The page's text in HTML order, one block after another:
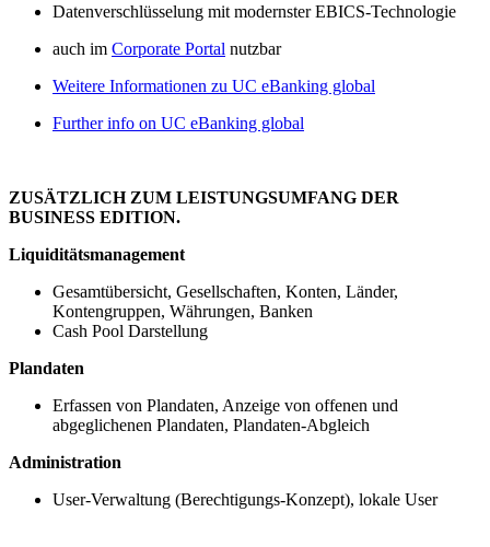
Datenverschlüsselung mit modernster EBICS-Technologie
auch im Corporate Portal nutzbar
Weitere Informationen zu UC eBanking global
Further info on UC eBanking global
ZUSÄTZLICH ZUM LEISTUNGSUMFANG DER
BUSINESS EDITION.
Liquiditätsmanagement
Gesamtübersicht, Gesellschaften, Konten, Länder,
Kontengruppen, Währungen, Banken
Cash Pool Darstellung
Plandaten
Erfassen von Plandaten, Anzeige von offenen und
abgeglichenen Plandaten, Plandaten-Abgleich
Administration
User-Verwaltung (Berechtigungs-Konzept), lokale User